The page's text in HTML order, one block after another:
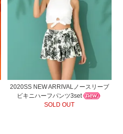
2020SS NEW ARRIVALノースリーブ
ビキニハーフパンツ3set
SOLD OUT